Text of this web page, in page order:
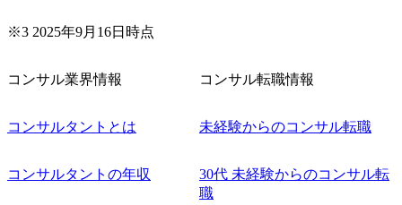
企画 ・Disruptive Technologyを活用した新規事業の立案/推
上げていきたい ・サービスやソリューションに捉われず、
でのプロジェクトに参画し、自身のスキルアップを図りた
規事業開発にも興味があり、ゆくゆくはチャレンジしてみ
※3 2025年9月16日時点
コンサル業界情報
コンサルタントとは
コンサルタントの年収
コンサル転職情報
未経験からのコンサル転職
30代 未経験からのコンサル転
職